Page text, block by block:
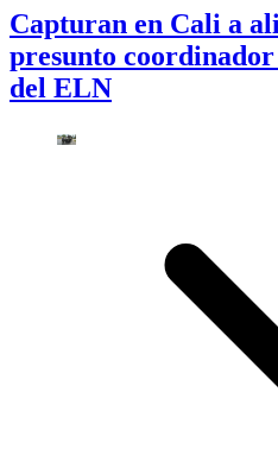
Capturan en Cali a
presunto
del ELN